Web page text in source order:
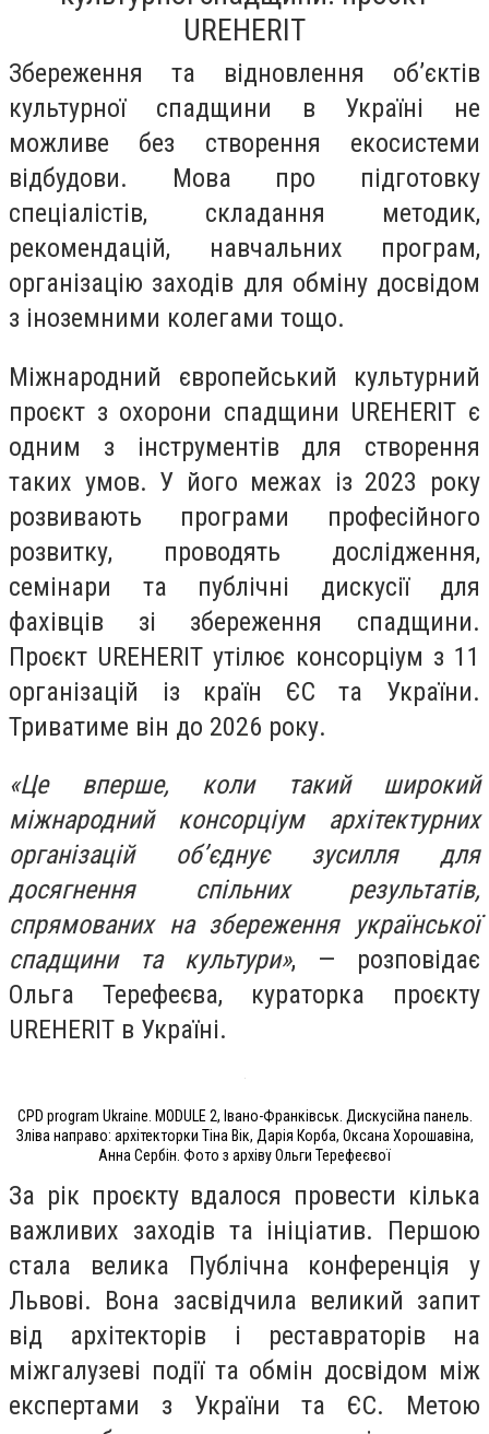
UREHERIT
Збереження та відновлення обʼєктів
культурної спадщини в Україні не
можливе без створення екосистеми
відбудови. Мова про підготовку
спеціалістів, складання методик,
рекомендацій, навчальних програм,
організацію заходів для обміну досвідом
з іноземними колегами тощо.
Міжнародний європейський культурний
проєкт з охорони спадщини UREHERIT є
одним з інструментів для створення
таких умов. У його межах із 2023 року
розвивають програми професійного
розвитку, проводять дослідження,
семінари та публічні дискусії для
фахівців зі збереження спадщини.
Проєкт UREHERIT утілює консорціум з 11
організацій із країн ЄС та України.
Триватиме він до 2026 року.
«Це вперше, коли такий широкий
міжнародний консорціум архітектурних
організацій об’єднує зусилля для
досягнення спільних результатів,
спрямованих на збереження української
спадщини та культури», — розповідає
Ольга Терефеєва, кураторка проєкту
UREHERIT в Україні.
CPD program Ukraine. MODULE 2, Івано-Франківськ. Дискусійна панель.
Зліва направо: архітекторки Тіна Вік, Дарія Корба, Оксана Хорошавіна,
Анна Сербін. Фото з архіву Ольги Терефеєвої
За рік проєкту вдалося провести кілька
важливих заходів та ініціатив. Першою
стала велика Публічна конференція у
Львові. Вона засвідчила великий запит
від архітекторів і реставраторів на
міжгалузеві події та обмін досвідом між
експертами з України та ЄС. Метою